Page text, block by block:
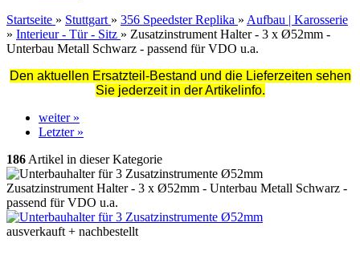
Startseite » Stuttgart » 356 Speedster Replika » Aufbau | Karosserie
» Interieur - Tür - Sitz » Zusatzinstrument Halter - 3 x Ø52mm -
Unterbau Metall Schwarz - passend für VDO u.a.
Den aktuellen Ersatzteil-Bestand und die Lieferzeiten sehen
Sie jederzeit in der Artikelinfo.
weiter »
Letzter »
186 Artikel in dieser Kategorie
Zusatzinstrument Halter - 3 x Ø52mm - Unterbau Metall Schwarz -
passend für VDO u.a.
ausverkauft + nachbestellt